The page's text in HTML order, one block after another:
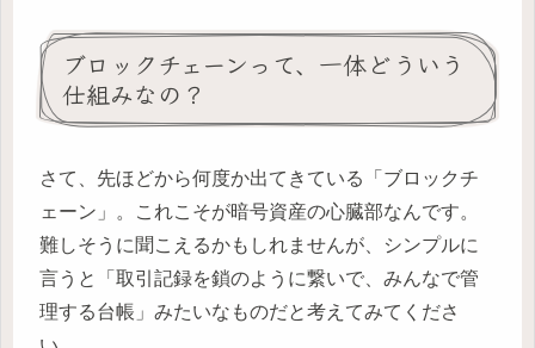
ブロックチェーンって、一体どういう
仕組みなの？
さて、先ほどから何度か出てきている「ブロックチ
ェーン」。これこそが暗号資産の心臓部なんです。
難しそうに聞こえるかもしれませんが、シンプルに
言うと「取引記録を鎖のように繋いで、みんなで管
理する台帳」みたいなものだと考えてみてくださ